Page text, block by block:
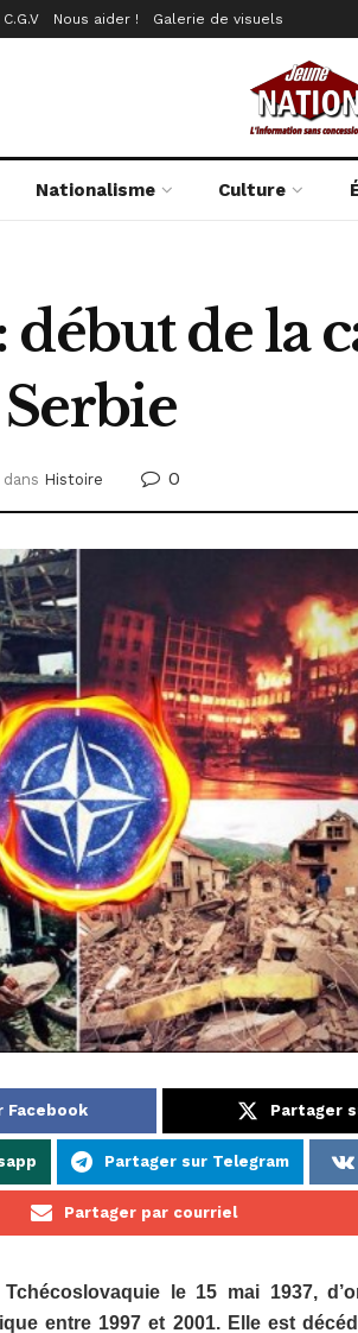
Nous aider ! Galerie de visuels
Nationalisme Culture
début de la
dans Histoire 0
Facebook Partager
Partager sur Telegram
Partager par courriel
le 15 mai 1937,
entre 1997 et 2001. Elle est